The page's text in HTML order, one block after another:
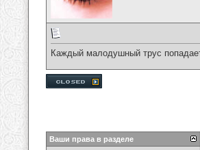
Каждый малодушный трус
Ваши права в разделе